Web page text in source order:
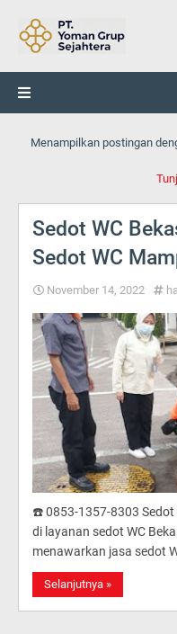
Menampilkan postingan
Sedot WC
Sedot WC
November 14, 2022
☎️ 0853-1357-8303 Sedot
di layanan sedot WC
menawarkan jasa sedot
Selanjutnya »